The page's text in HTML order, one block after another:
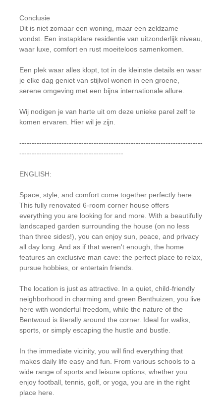
Conclusie
Dit is niet zomaar een woning, maar een zeldzame
vondst. Een instapklare residentie van uitzonderlijk niveau,
waar luxe, comfort en rust moeiteloos samenkomen.
Een plek waar alles klopt, tot in de kleinste details en waar
je elke dag geniet van stijlvol wonen in een groene,
serene omgeving met een bijna internationale allure.
Wij nodigen je van harte uit om deze unieke parel zelf te
komen ervaren. Hier wil je zijn.
--------------------------------------------------------------------------
------------------------------------------
ENGLISH:
Space, style, and comfort come together perfectly here.
This fully renovated 6-room corner house offers
everything you are looking for and more. With a beautifully
landscaped garden surrounding the house (on no less
than three sides!), you can enjoy sun, peace, and privacy
all day long. And as if that weren't enough, the home
features an exclusive man cave: the perfect place to relax,
pursue hobbies, or entertain friends.
The location is just as attractive. In a quiet, child-friendly
neighborhood in charming and green Benthuizen, you live
here with wonderful freedom, while the nature of the
Bentwoud is literally around the corner. Ideal for walks,
sports, or simply escaping the hustle and bustle.
In the immediate vicinity, you will find everything that
makes daily life easy and fun. From various schools to a
wide range of sports and leisure options, whether you
enjoy football, tennis, golf, or yoga, you are in the right
place here.